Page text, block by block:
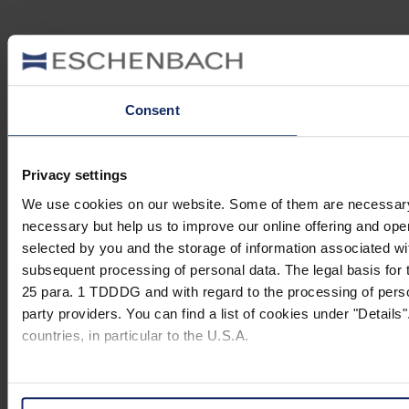
Consent
Privacy settings
We use cookies on our website. Some of them are
necessary but help us to improve our online offering and
selected by you and the storage of information associated
subsequent processing of personal data. The legal basis
25 para. 1 TDDDG and with regard to the processing of
party providers. You can find a list of cookies under
countries, in particular to the U.S.A.
You can consent to the use of non-essential cookies by